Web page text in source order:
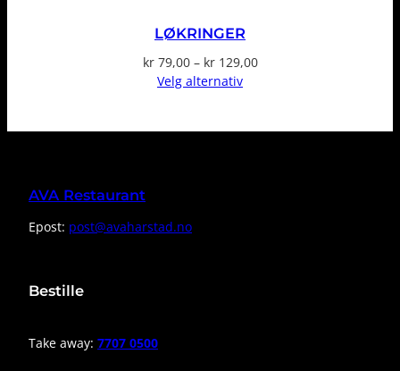
LØKRINGER
kr79,00 – kr129,00Prisområde:
Velg alternativ
AVA Restaurant
Epost: post@avaharstad.no
Bestille
Take away: 7707 0500